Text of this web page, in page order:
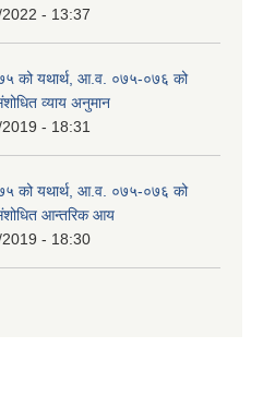
- 13:37
को यथार्थ, आ.व. ०७५-०७६ को
व्याय अनुमान
- 18:31
को यथार्थ, आ.व. ०७५-०७६ को
आन्तरिक आय
- 18:30